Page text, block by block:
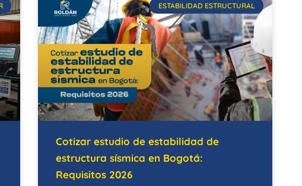
ESTABILIDAD ESTRUCTURAL
Cotizar estudio de estabilidad de
estructura sísmica en Bogotá:
Requisitos 2026